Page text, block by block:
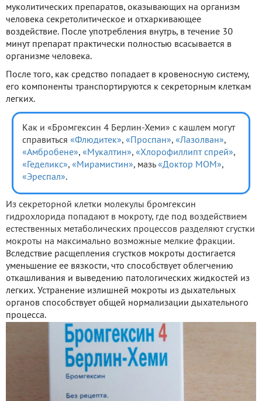
муколитических препаратов, оказывающих на организм
человека секретолитическое и отхаркивающее
воздействие. После употребления внутрь, в течение 30
минут препарат практически полностью всасывается в
организме человека.
После того, как средство попадает в кровеносную систему,
его компоненты транспортируются к секреторным клеткам
легких.
Как и «Бромгексин 4 Берлин-Хеми» с кашлем могут
справиться «Флюдитек», «Проспан», «Лазолван»,
«Амбробене», «Мукалтин», «Хлорофиллипт спрей»,
«Геделикс», «Мирамистин», мазь «Доктор МОМ»,
«Эреспал».
Из секреторной клетки молекулы бромгексин
гидрохлорида попадают в мокроту, где под воздействием
естественных метаболических процессов разделяют сгустки
мокроты на максимально возможные мелкие фракции.
Вследствие расщепления сгустков мокроты достигается
уменьшение ее вязкости, что способствует облегчению
откашливания и выведению патологических жидкостей из
легких. Устранение излишней мокроты из дыхательных
органов способствует общей нормализации дыхательного
процесса.